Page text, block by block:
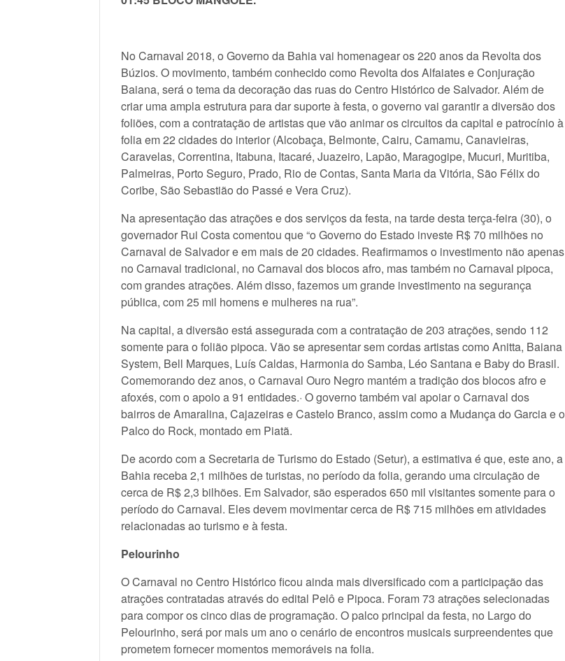
No Carnaval 2018, o Governo da Bahia vai homenagear os 220 anos da Revolta dos
Búzios. O movimento, também conhecido como Revolta dos Alfaiates e Conjuração
Baiana, será o tema da decoração das ruas do Centro Histórico de Salvador. Além de
criar uma ampla estrutura para dar suporte à festa, o governo vai garantir a diversão dos
foliões, com a contratação de artistas que vão animar os circuitos da capital e patrocínio à
folia em 22 cidades do interior (Alcobaça, Belmonte, Cairu, Camamu, Canavieiras,
Caravelas, Correntina, Itabuna, Itacaré, Juazeiro, Lapão, Maragogipe, Mucuri, Muritiba,
Palmeiras, Porto Seguro, Prado, Rio de Contas, Santa Maria da Vitória, São Félix do
Coribe, São Sebastião do Passé e Vera Cruz).
Na apresentação das atrações e dos serviços da festa, na tarde desta terça-feira (30), o
governador Rui Costa comentou que “o Governo do Estado investe R$ 70 milhões no
Carnaval de Salvador e em mais de 20 cidades. Reafirmamos o investimento não apenas
no Carnaval tradicional, no Carnaval dos blocos afro, mas também no Carnaval pipoca,
com grandes atrações. Além disso, fazemos um grande investimento na segurança
pública, com 25 mil homens e mulheres na rua”.
Na capital, a diversão está assegurada com a contratação de 203 atrações, sendo 112
somente para o folião pipoca. Vão se apresentar sem cordas artistas como Anitta, Baiana
System, Bell Marques, Luís Caldas, Harmonia do Samba, Léo Santana e Baby do Brasil.
Comemorando dez anos, o Carnaval Ouro Negro mantém a tradição dos blocos afro e
afoxés, com o apoio a 91 entidades.· O governo também vai apoiar o Carnaval dos
bairros de Amaralina, Cajazeiras e Castelo Branco, assim como a Mudança do Garcia e o
Palco do Rock, montado em Piatã.
De acordo com a Secretaria de Turismo do Estado (Setur), a estimativa é que, este ano, a
Bahia receba 2,1 milhões de turistas, no período da folia, gerando uma circulação de
cerca de R$ 2,3 bilhões. Em Salvador, são esperados 650 mil visitantes somente para o
período do Carnaval. Eles devem movimentar cerca de R$ 715 milhões em atividades
relacionadas ao turismo e à festa.
Pelourinho
O Carnaval no Centro Histórico ficou ainda mais diversificado com a participação das
atrações contratadas através do edital Pelô e Pipoca. Foram 73 atrações selecionadas
para compor os cinco dias de programação. O palco principal da festa, no Largo do
Pelourinho, será por mais um ano o cenário de encontros musicais surpreendentes que
prometem fornecer momentos memoráveis na folia.